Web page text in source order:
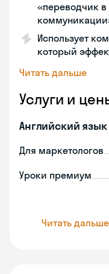
«переводчик
Использует
который
Читать дальше
Услуги и
Английский язык
Для маркетологов
Уроки премиум
Читать дальше